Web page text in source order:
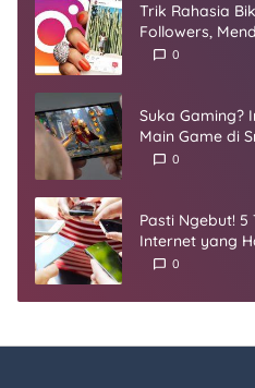
Trik Rahasia
Followers,
0
Suka Gaming?
Main Game di
0
Pasti Ngebut!
Internet yang
0